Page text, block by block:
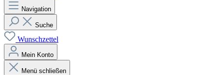
Navigation
Suche
Wunschzettel
Mein Konto
Menü schließen